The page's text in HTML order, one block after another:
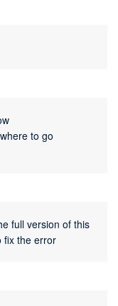
where to go
full version of this
fix the error